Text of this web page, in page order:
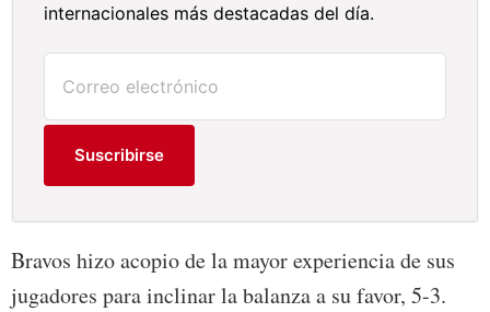
internacionales más destacadas del día.
Suscribirse
Bravos hizo acopio de la mayor experiencia de sus
jugadores para inclinar la balanza a su favor, 5-3.